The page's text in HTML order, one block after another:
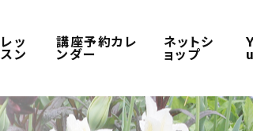
レッ
スン
講座予約カレ
ンダー
ネットシ
ョップ